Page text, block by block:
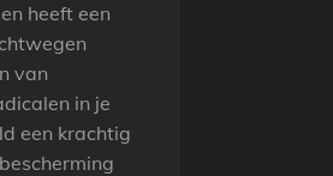
heeft een
van
in je
een krachtig